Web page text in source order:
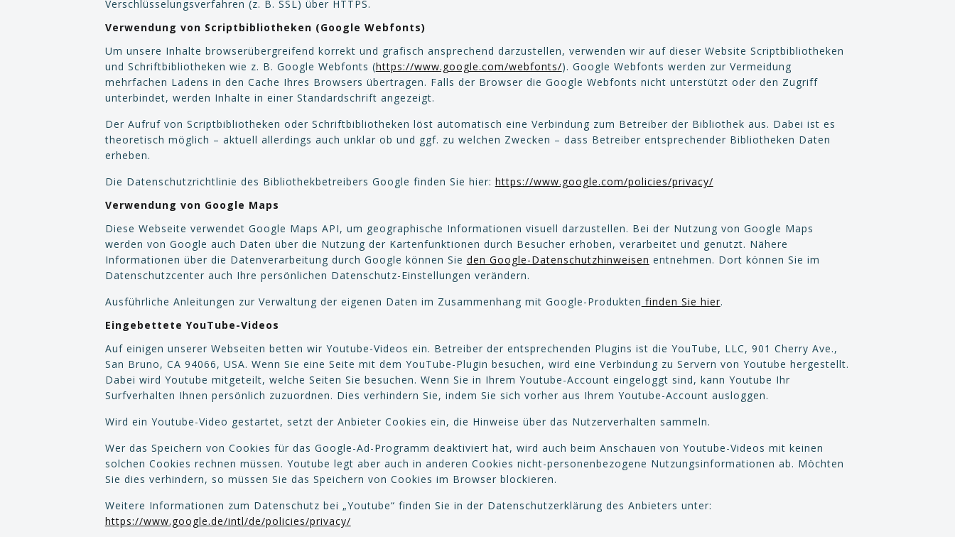
Verschlüsselungsverfahren (z. B. SSL) über HTTPS.
Verwendung von Scriptbibliotheken (Google Webfonts)
Um unsere Inhalte browserübergreifend korrekt und grafisch ansprechend darzustellen, verwenden wir auf dieser Website Scriptbibliotheken
und Schriftbibliotheken wie z. B. Google Webfonts (https://www.google.com/webfonts/). Google Webfonts werden zur Vermeidung
mehrfachen Ladens in den Cache Ihres Browsers übertragen. Falls der Browser die Google Webfonts nicht unterstützt oder den Zugriff
unterbindet, werden Inhalte in einer Standardschrift angezeigt.
Der Aufruf von Scriptbibliotheken oder Schriftbibliotheken löst automatisch eine Verbindung zum Betreiber der Bibliothek aus. Dabei ist es
theoretisch möglich – aktuell allerdings auch unklar ob und ggf. zu welchen Zwecken – dass Betreiber entsprechender Bibliotheken Daten
erheben.
Die Datenschutzrichtlinie des Bibliothekbetreibers Google finden Sie hier: https://www.google.com/policies/privacy/
Verwendung von Google Maps
Diese Webseite verwendet Google Maps API, um geographische Informationen visuell darzustellen. Bei der Nutzung von Google Maps
werden von Google auch Daten über die Nutzung der Kartenfunktionen durch Besucher erhoben, verarbeitet und genutzt. Nähere
Informationen über die Datenverarbeitung durch Google können Sie den Google-Datenschutzhinweisen entnehmen. Dort können Sie im
Datenschutzcenter auch Ihre persönlichen Datenschutz-Einstellungen verändern.
Ausführliche Anleitungen zur Verwaltung der eigenen Daten im Zusammenhang mit Google-Produkten finden Sie hier.
Eingebettete YouTube-Videos
Auf einigen unserer Webseiten betten wir Youtube-Videos ein. Betreiber der entsprechenden Plugins ist die YouTube, LLC, 901 Cherry Ave.,
San Bruno, CA 94066, USA. Wenn Sie eine Seite mit dem YouTube-Plugin besuchen, wird eine Verbindung zu Servern von Youtube hergestellt.
Dabei wird Youtube mitgeteilt, welche Seiten Sie besuchen. Wenn Sie in Ihrem Youtube-Account eingeloggt sind, kann Youtube Ihr
Surfverhalten Ihnen persönlich zuzuordnen. Dies verhindern Sie, indem Sie sich vorher aus Ihrem Youtube-Account ausloggen.
Wird ein Youtube-Video gestartet, setzt der Anbieter Cookies ein, die Hinweise über das Nutzerverhalten sammeln.
Wer das Speichern von Cookies für das Google-Ad-Programm deaktiviert hat, wird auch beim Anschauen von Youtube-Videos mit keinen
solchen Cookies rechnen müssen. Youtube legt aber auch in anderen Cookies nicht-personenbezogene Nutzungsinformationen ab. Möchten
Sie dies verhindern, so müssen Sie das Speichern von Cookies im Browser blockieren.
Weitere Informationen zum Datenschutz bei „Youtube“ finden Sie in der Datenschutzerklärung des Anbieters unter:
https://www.google.de/intl/de/policies/privacy/